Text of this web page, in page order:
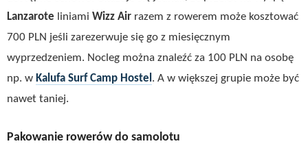
Lanzarote liniami Wizz Air razem z rowerem może kosztować
700 PLN jeśli zarezerwuje się go z miesięcznym
wyprzedzeniem. Nocleg można znaleźć za 100 PLN na osobę
np. w Kalufa Surf Camp Hostel . A w większej grupie może być
nawet taniej.
Pakowanie rowerów do samolotu